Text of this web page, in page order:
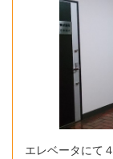
エレベータにて